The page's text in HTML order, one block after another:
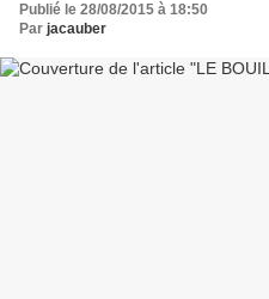
Publié le 28/08/2015 à 18:50
Par jacauber